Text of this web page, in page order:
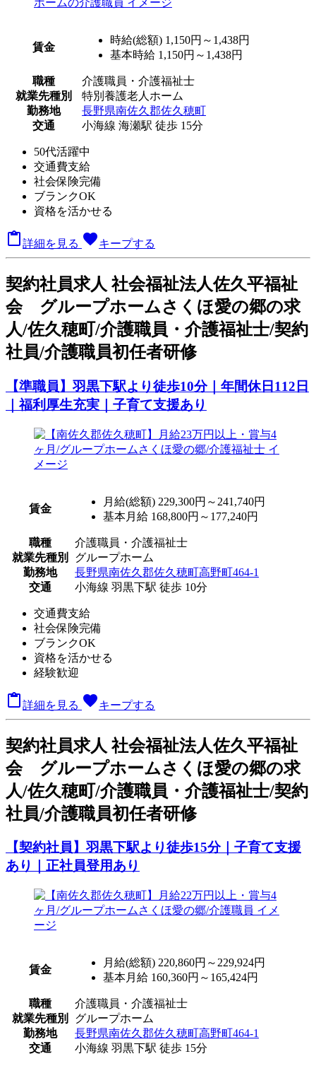
賃金
時給(総額) 1,150円～1,438円
基本時給 1,150円～1,438円
職種
介護職員・介護福祉士
就業先種別
特別養護老人ホーム
勤務地
長野県南佐久郡佐久穂町
交通
小海線 海瀬駅 徒歩 15分
50代活躍中
交通費支給
社会保険完備
ブランクOK
資格を活かせる
詳細を見る favoriteキープする
契約社員求人 社会福祉法人佐久平福祉
会 グループホームさくほ愛の郷の求
人/佐久穂町/介護職員・介護福祉士/契約
社員/介護職員初任者研修
【準職員】羽黒下駅より徒歩10分｜年間休日112日
｜福利厚生充実｜子育て支援あり
賃金
月給(総額) 229,300円～241,740円
基本月給 168,800円～177,240円
職種
介護職員・介護福祉士
就業先種別
グループホーム
勤務地
長野県南佐久郡佐久穂町高野町464-1
交通
小海線 羽黒下駅 徒歩 10分
交通費支給
社会保険完備
ブランクOK
資格を活かせる
経験歓迎
詳細を見る favoriteキープする
契約社員求人 社会福祉法人佐久平福祉
会 グループホームさくほ愛の郷の求
人/佐久穂町/介護職員・介護福祉士/契約
社員/介護職員初任者研修
【契約社員】羽黒下駅より徒歩15分｜子育て支援
あり｜正社員登用あり
賃金
月給(総額) 220,860円～229,924円
基本月給 160,360円～165,424円
職種
介護職員・介護福祉士
就業先種別
グループホーム
勤務地
長野県南佐久郡佐久穂町高野町464-1
交通
小海線 羽黒下駅 徒歩 15分